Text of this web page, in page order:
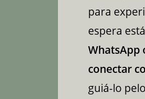
para
espera
WhatsApp
conectar
guiá-lo